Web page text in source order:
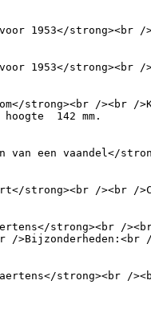
1953</strong><br
1953</strong><br
strong><br /><br
142 mm.
van een vaandel</
strong><br /><br /
strong><br /
/
strong><br /